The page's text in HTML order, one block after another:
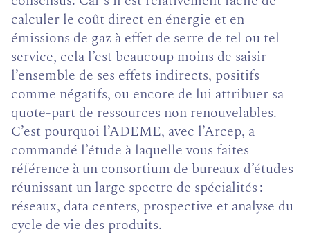
calculer le coût direct en énergie et en
émissions de gaz à effet de serre de tel ou tel
service, cela l’est beaucoup moins de saisir
l’ensemble de ses effets indirects, positifs
comme négatifs, ou encore de lui attribuer sa
quote-part de ressources non renouvelables.
C’est pourquoi l’ADEME, avec l’Arcep, a
commandé l’étude à laquelle vous faites
référence à un consortium de bureaux d’études
réunissant un large spectre de spécialités :
réseaux, data centers, prospective et analyse du
cycle de vie des produits.